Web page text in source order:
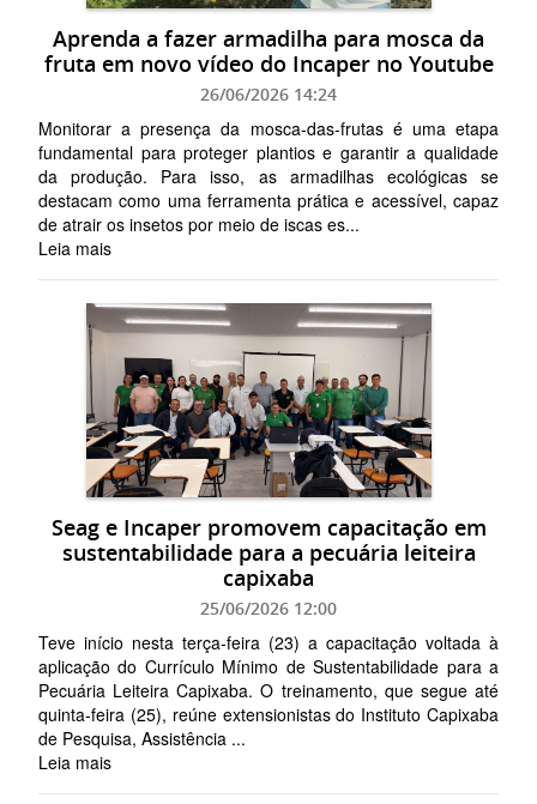
Aprenda a fazer armadilha para mosca da
fruta em novo vídeo do Incaper no Youtube
26/06/2026 14:24
Monitorar a presença da mosca-das-frutas é uma etapa
fundamental para proteger plantios e garantir a qualidade
da produção. Para isso, as armadilhas ecológicas se
destacam como uma ferramenta prática e acessível, capaz
de atrair os insetos por meio de iscas es...
Leia mais
Seag e Incaper promovem capacitação em
sustentabilidade para a pecuária leiteira
capixaba
25/06/2026 12:00
Teve início nesta terça-feira (23) a capacitação voltada à
aplicação do Currículo Mínimo de Sustentabilidade para a
Pecuária Leiteira Capixaba. O treinamento, que segue até
quinta-feira (25), reúne extensionistas do Instituto Capixaba
de Pesquisa, Assistência ...
Leia mais